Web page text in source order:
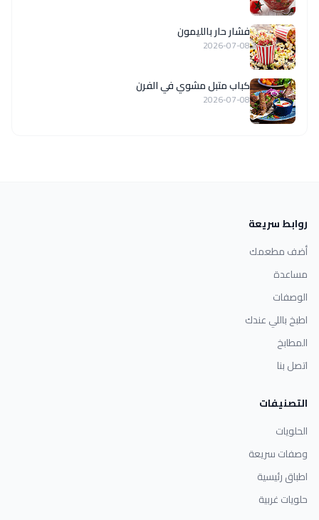
فشار حار بالليمون
2026-07-08
كباب متبل مشوي في الفرن
2026-07-08
روابط سريعة
أضف مطعمك
مساعدة
الوصفات
اطبخ باللي عندك
المطابخ
اتصل بنا
التصنيفات
الحلويات
وصفات سريعة
اطباق رئيسية
حلويات غربية